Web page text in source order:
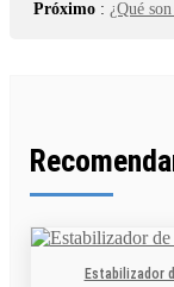
Próximo : ¿Qué
Estabilizador